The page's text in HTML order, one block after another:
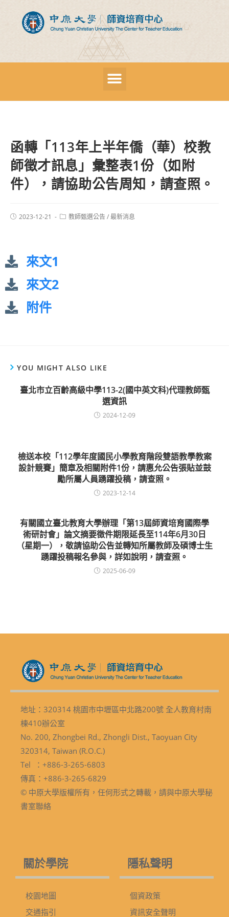
函轉「113年上半年僑（華）校教
師徵才訊息」彙整表1份（如附
件），請協助公告周知，請查照。
2023-12-21 教師甄選公告/最新消息
來文1
來文2
附件
YOU MIGHT ALSO LIKE
臺北市立百齡高級中學113-2(國中英文科)代理教師甄
選資訊
2024-12-09
檢送本校「112學年度國民小學教育階段雙語教學教案
設計競賽」簡章及相關附件1份，請惠允公告張貼並鼓
勵所屬人員踴躍投稿，請查照。
2023-12-14
有關國立臺北教育大學辦理「第13屆師資培育國際學
術研討會」論文摘要徵件期限延長至114年6月30日
（星期一），敬請協助公告並轉知所屬教師及碩博士生
踴躍投稿報名參與，詳如說明，請查照。
2025-06-09
地址：320314 桃園市中壢區中北路200號 全人教育村南
棟410辦公室
No. 200, Zhongbei Rd., Zhongli Dist., Taoyuan City
320314, Taiwan (R.O.C.)
Tel ：+886-3-265-6803
傳真：+886-3-265-6829
© 中原大學版權所有，任何形式之轉載，請與中原大學秘
書室聯絡
關於學院
校園地圖
交通指引
隱私聲明
個資政策
資訊安全聲明